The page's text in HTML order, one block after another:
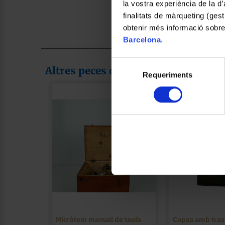
la vostra experiència de la
finalitats de màrqueting
obtenir més informació
Barcelona.
de
consentiment
Requeriments
Altres peces de la col·lecció
Micròtom manual de taula
Capsa amb